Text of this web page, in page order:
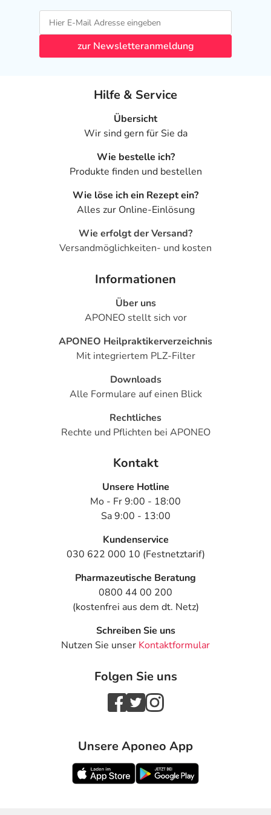
verordnet worden, sprechen Sie mit Ihrem Arzt oder
Apotheker. Der therapeutische Nutzen kann höher sein,
als das Risiko, das die Anwendung bei einer
Gegenanzeige in sich birgt.
Welche unerwünschten Wirkungen können auftreten?
- Fehlendes sexuelles Verlangen (Libidoverlust)
- Gestörtes Anschwellen des männlichen Gliedes
(erektile Dysfunktion)
- Überempfindlichkeitsreaktionen der Haut, wie:
- Störungen beim Wasserlassen
- Durstgefühl
- Milchabsonderung aus der Brust (Galaktorrhoe)
- Gefühl der Körpertemperaturänderung
- Tinnitus (Ohrgeräusche)
- Kollapsneigung bei evtl. zu starkem Blutdruckabfall
- Erregungsleitungsstörungen am Herzen
- Verschlechterung einer bestehenden
Herzmuskelschwäche
Bemerken Sie eine Befindlichkeitsstörung oder
an Ihren Arzt oder Apotheker.
Für die Information an dieser Stelle werden vor allem
Nebenwirkungen berücksichtigt, die bei mindestens
einem von 1.000 behandelten Patienten auftreten.
Personen Einzeldosis
Angst: Allgemeine
Erwachsene 1 Tablette
Entzugserscheinungen
- Behandlungsbeginn
zur Newsletteranmeldung
Hilfe & Service
Übersicht
Wir sind gern für Sie da
Wie bestelle ich?
Produkte finden und bestellen
Wie löse ich ein Rezept ein?
Alles zur Online-Einlösung
Wie erfolgt der Versand?
Versandmöglichkeiten- und kosten
Informationen
Über uns
APONEO stellt sich vor
APONEO Heilpraktikerverzeichnis
Mit integriertem PLZ-Filter
Downloads
Alle Formulare auf einen Blick
Rechtliches
Rechte und Pflichten bei APONEO
Kontakt
Unsere Hotline
Mo - Fr 9:00 - 18:00
Sa 9:00 - 13:00
Kundenservice
030 622 000 10 (Festnetztarif)
Pharmazeutische Beratung
0800 44 00 200
(kostenfrei aus dem dt. Netz)
Schreiben Sie uns
Nutzen Sie unser Kontaktformular
Folgen Sie uns
Unsere Aponeo App